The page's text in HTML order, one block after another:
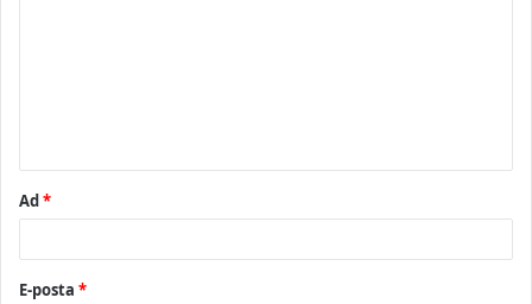
Ad*
E-posta *